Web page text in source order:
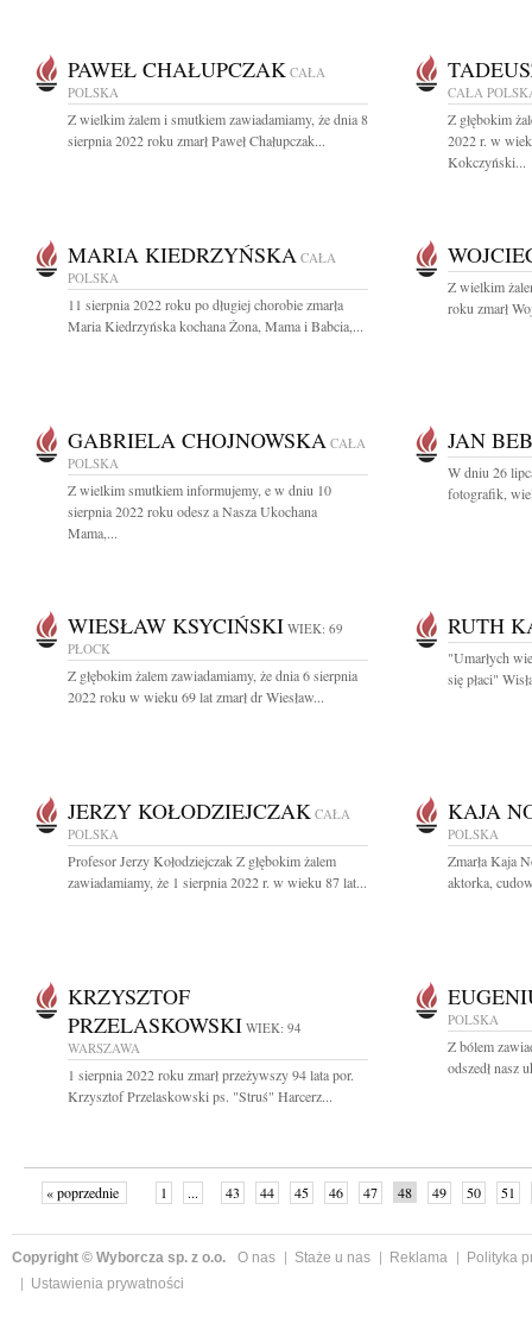
PAWEŁ CHAŁUPCZAK CAŁA
POLSKA
Z wielkim żalem i smutkiem zawiadamiamy, że dnia 8
sierpnia 2022 roku zmarł Paweł Chałupczak...
CAŁA
Z głębokim
2022 r. w
Kokczyński...
MARIA KIEDRZYŃSKA CAŁA
POLSKA
11 sierpnia 2022 roku po długiej chorobie zmarła
Maria Kiedrzyńska kochana Żona, Mama i Babcia,...
Z wielkim
roku zmarł
GABRIELA CHOJNOWSKA CAŁA
POLSKA
Z wielkim smutkiem informujemy, e w dniu 10
sierpnia 2022 roku odesz a Nasza Ukochana
Mama,...
JAN
W dniu 26
fotografik,
WIESŁAW KSYCIŃSKI WIEK: 69
PŁOCK
Z głębokim żalem zawiadamiamy, że dnia 6 sierpnia
2022 roku w wieku 69 lat zmarł dr Wiesław...
RUTH
"Umarłych
się płaci"
JERZY KOŁODZIEJCZAK CAŁA
POLSKA
Profesor Jerzy Kołodziejczak Z głębokim żalem
zawiadamiamy, że 1 sierpnia 2022 r. w wieku 87 lat...
KAJA
POLSKA
Zmarła Kaja
aktorka,
KRZYSZTOF
PRZELASKOWSKI WIEK: 94
WARSZAWA
1 sierpnia 2022 roku zmarł przeżywszy 94 lata por.
Krzysztof Przelaskowski ps. "Struś" Harcerz...
POLSKA
Z bólem
odszedł nasz
« poprzednie 1 ... 43 44 45 46 47 48 49 50
51
Copyright © Wyborcza sp. z o.o. O nas Staże u nas Reklama
Polityka
Ustawienia prywatności